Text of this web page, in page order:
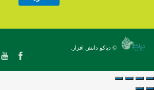
© دیاکو دانش افزار.